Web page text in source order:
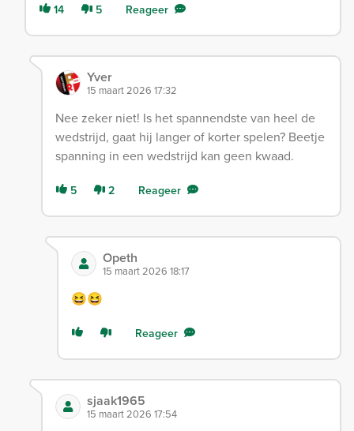
14 5 Reageer
Yver
15 maart 2026 17:32
Nee zeker niet! Is het spannendste van heel de
wedstrijd, gaat hij langer of korter spelen? Beetje
spanning in een wedstrijd kan geen kwaad.
5 2 Reageer
Opeth
15 maart 2026 18:17
😆😆
Reageer
sjaak1965
15 maart 2026 17:54